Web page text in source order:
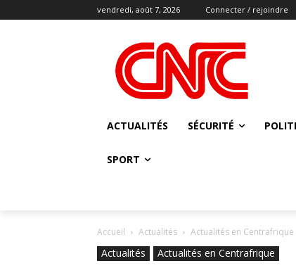
vendredi, août 7, 2026 Connecter / rejoindre
ACTUALITÉS SÉCURITÉ
SPORT
Accueil Actualités Actualités en Centrafrique
Actualités Actualités en Centrafrique